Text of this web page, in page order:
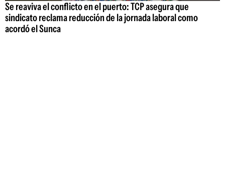
Se reaviva el conflicto en el puerto: TCP asegura que
sindicato reclama reducción de la jornada laboral como
acordó el Sunca